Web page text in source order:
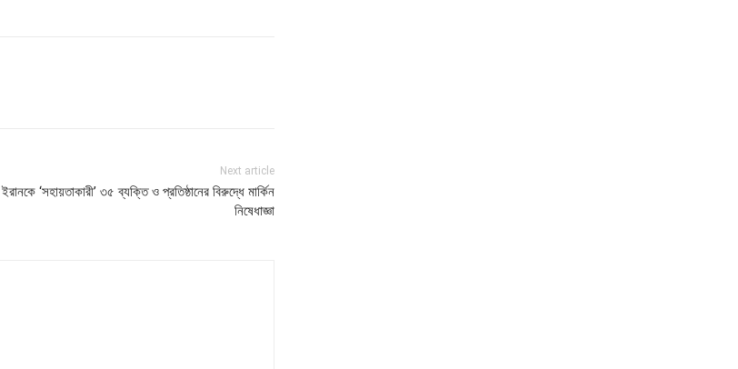
Next article
ইরানকে ‘সহায়তাকারী’ ৩৫ ব্যক্তি ও প্রতিষ্ঠানের বিরুদ্ধে মার্কিন
নিষেধাজ্ঞা